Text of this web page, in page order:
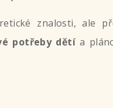
znalosti, ale
potřeby dětía